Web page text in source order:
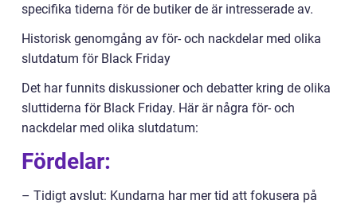
specifika tiderna för de butiker de är intresserade av.
Historisk genomgång av för- och nackdelar med olika
slutdatum för Black Friday
Det har funnits diskussioner och debatter kring de olika
sluttiderna för Black Friday. Här är några för- och
nackdelar med olika slutdatum:
Fördelar:
– Tidigt avslut: Kundarna har mer tid att fokusera på